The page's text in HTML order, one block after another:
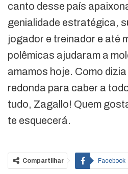
canto desse país
genialidade estratégica,
jogador e treinador e até
polêmicas ajudaram a
amamos hoje. Como dizia
redonda para caber a
tudo, Zagallo! Quem
te esquecerá.
Compartilhar Facebook